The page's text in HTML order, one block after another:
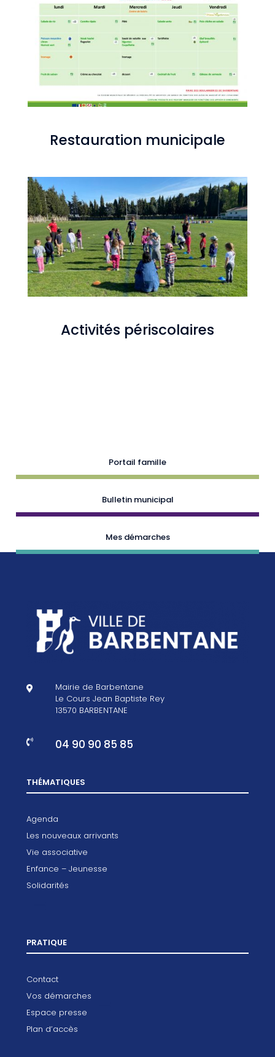
Restauration municipale
Activités périscolaires
Portail famille
Bulletin municipal
Mes démarches

Mairie de Barbentane
Le Cours Jean Baptiste Rey
13570 BARBENTANE
 04 90 90 85 85
THÉMATIQUES
Agenda
Les nouveaux arrivants
Vie associative
Enfance – Jeunesse
Solidarités
PRATIQUE
Contact
Vos démarches
Espace presse
Plan d’accès